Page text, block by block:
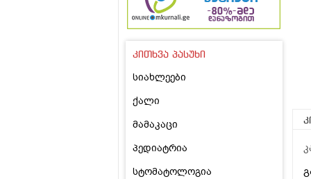
კითხვა პასუხი
სიახლეები
ქალი
მამაკაცი
პედიატრია
სტომატოლოგია